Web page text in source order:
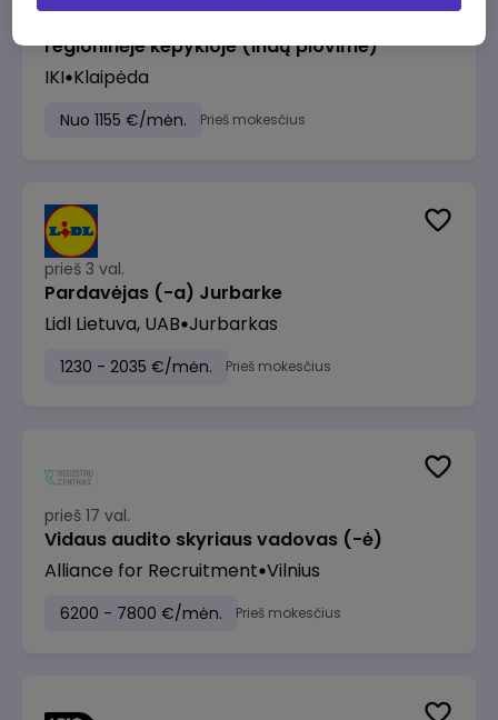
Pagalbinis darbuotojas (-a) Klaipėdos
regioninėje kepykloje (indų plovime)
IKI Klaipėda
Nuo 1155 €/mėn. Prieš mokesčius
prieš 3 val.
Pardavėjas (-a) Jurbarke
Lidl Lietuva, UAB Jurbarkas
1230 - 2035 €/mėn. Prieš mokesčius
prieš 17 val.
Vidaus audito skyriaus vadovas (-ė)
Alliance for Recruitment Vilnius
6200 - 7800 €/mėn. Prieš mokesčius